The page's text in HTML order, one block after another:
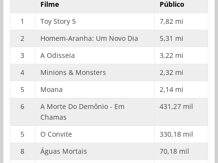
Filme
Público
1
Toy Story 5
7,82 mi
2
Homem-Aranha: Um Novo Dia
5,31 mi
3
A Odisseia
3,22 mi
4
Minions & Monsters
2,32 mi
5
Moana
2,14 mi
6
A Morte Do Demônio - Em
Chamas
431,27 mil
5 O Convite
330,18 mil
8
Águas Mortais
70,18 mil